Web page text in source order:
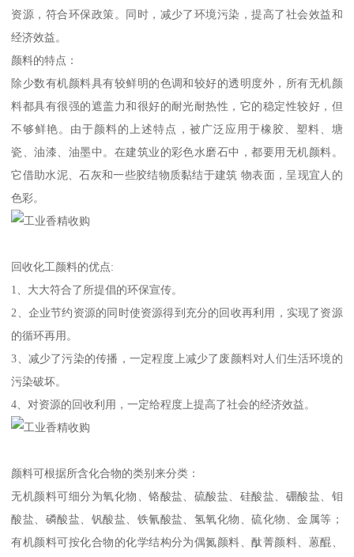
资源，符合环保政策。同时，减少了环境污染，提高了社会效益和
经济效益。
颜料的特点：
除少数有机颜料具有较鲜明的色调和较好的透明度外，所有无机颜
料都具有很强的遮盖力和很好的耐光耐热性，它的稳定性较好，但
不够鲜艳。由于颜料的上述特点，被广泛应用于橡胶、塑料、塘
瓷、油漆、油墨中。在建筑业的彩色水磨石中，都要用无机颜料。
它借助水泥、石灰和一些胶结物质黏结于建筑 物表面，呈现宜人的
色彩。
回收化工颜料的优点:
1、大大符合了所提倡的环保宣传。
2、企业节约资源的同时使资源得到充分的回收再利用，实现了资源
的循环再用。
3、减少了污染的传播，一定程度上减少了废颜料对人们生活环境的
污染破坏。
4、对资源的回收利用，一定给程度上提高了社会的经济效益。
颜料可根据所含化合物的类别来分类：
无机颜料可细分为氧化物、铬酸盐、硫酸盐、硅酸盐、硼酸盐、钼
酸盐、磷酸盐、钒酸盐、铁氰酸盐、氢氧化物、硫化物、金属等；
有机颜料可按化合物的化学结构分为偶氮颜料、酞菁颜料、蒽醌、